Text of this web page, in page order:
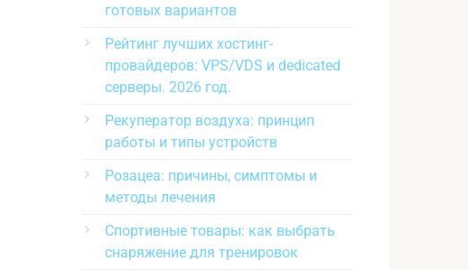
готовых вариантов
Рейтинг лучших хостинг-
провайдеров: VPS/VDS и dedicated
серверы. 2026 год.
Рекуператор воздуха: принцип
работы и типы устройств
Розацеа: причины, симптомы и
методы лечения
Спортивные товары: как выбрать
снаряжение для тренировок